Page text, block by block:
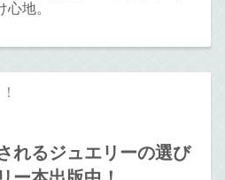
心地。
れるジュエリーの選び